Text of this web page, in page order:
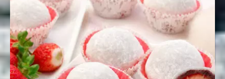
Email *
Comentario *